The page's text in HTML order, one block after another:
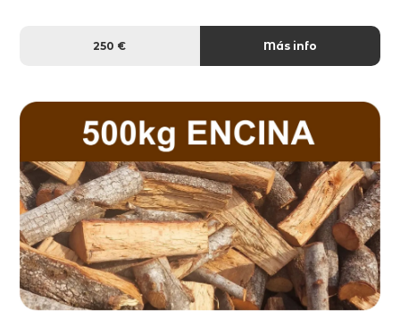
250 € Más info